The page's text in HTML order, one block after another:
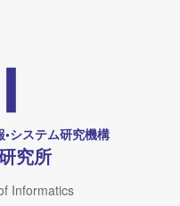
システム研究機構
究所
Informatics